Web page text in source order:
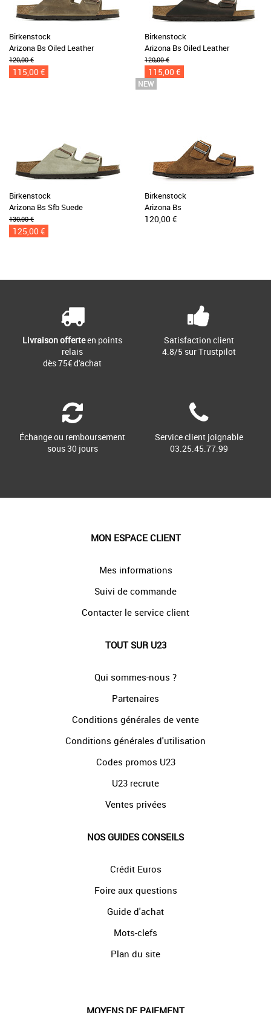
Birkenstock
Arizona Bs Oiled Leather
120,00 €
115,00 €
Birkenstock
Arizona Bs Oiled Leather
120,00 €
115,00 €
Birkenstock
Arizona Bs Sfb Suede
130,00 €
125,00 €
Birkenstock
Arizona Bs
120,00 €
Livraison offerteen points
relais
dès 75€ d'achat
Satisfaction client
4.8/5 sur Trustpilot
Échange ou remboursement
sous 30 jours
Service client joignable
03.25.45.77.99
MON ESPACE CLIENT
Mes informations
Suivi de commande
Contacter le service client
TOUT SUR U23
Qui sommes-nous ?
Partenaires
Conditions générales de vente
Conditions générales d'utilisation
Codes promos U23
U23 recrute
Ventes privées
NOS GUIDES CONSEILS
Crédit Euros
Foire aux questions
Guide d'achat
Mots-clefs
Plan du site
MOYENS DE PAIEMENT